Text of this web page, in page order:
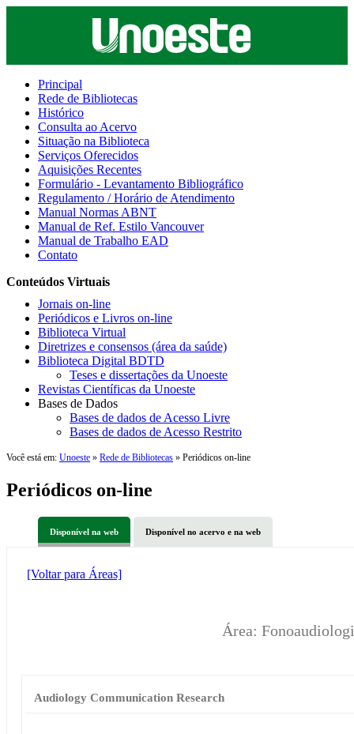
Principal
Rede de Bibliotecas
Histórico
Consulta ao Acervo
Situação na Biblioteca
Serviços Oferecidos
Aquisições Recentes
Formulário - Levantamento Bibliográfico
Regulamento / Horário de Atendimento
Manual Normas ABNT
Manual de Ref. Estilo Vancouver
Manual de Trabalho EAD
Contato
Conteúdos Virtuais
Jornais on-line
Periódicos e Livros on-line
Biblioteca Virtual
Diretrizes e consensos (área da saúde)
Biblioteca Digital BDTD
Teses e dissertações da Unoeste
Revistas Científicas da Unoeste
Bases de Dados
Bases de dados de Acesso Livre
Bases de dados de Acesso Restrito
Você está em: Unoeste » Rede de Bibliotecas » Periódicos on-line
Periódicos on-line
Disponível na web Disponível no acervo e na web
[Voltar para Áreas]
Área:
Audiology Communication Research